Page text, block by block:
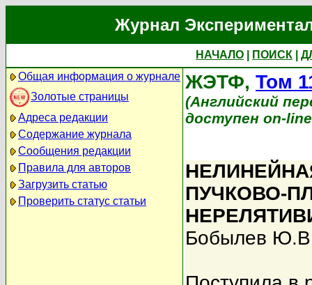
Журнал
НАЧАЛО ПОИСК
Общая информация о журнале
Золотые страницы
Адреса редакции
Содержание журнала
Сообщения редакции
Правила для авторов
Загрузить статью
Проверить статус статьи
ЖЭТФ, Том
(Английский
доступен on-
ПУЧКОВО-
Бобылев